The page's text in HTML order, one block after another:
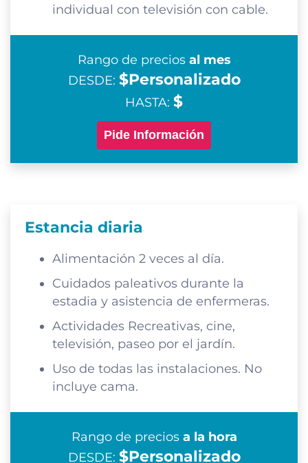
individual con televisión con cable.
Rango de precios al mes
DESDE: $Personalizado
HASTA: $
Pide Información
Estancia diaria
Alimentación 2 veces al día.
Cuidados paleativos durante la
estadia y asistencia de enfermeras.
Actividades Recreativas, cine,
televisión, paseo por el jardín.
Uso de todas las instalaciones. No
incluye cama.
Rango de precios a la hora
DESDE: $Personalizado